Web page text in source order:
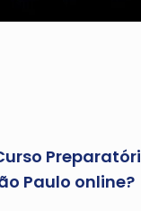
Paulo online?